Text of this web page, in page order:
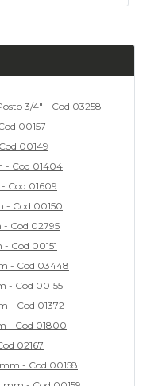
3/4" - Cod 03258
00157
00149
- Cod 01404
Cod 01609
- Cod 00150
- Cod 02795
Cod 00151
- Cod 03448
- Cod 00155
- Cod 01372
- Cod 01800
02167
- Cod 00158